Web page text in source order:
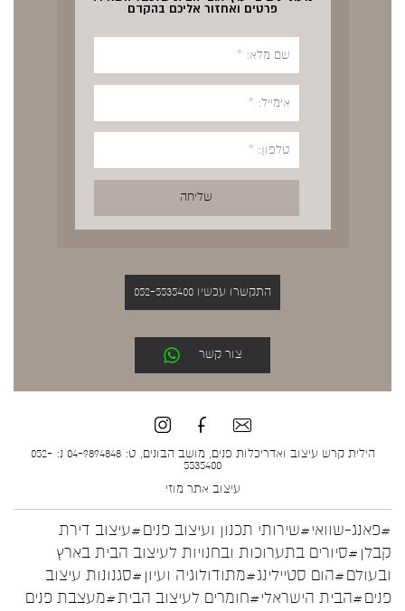
פרטים ואחזור אליכם בהקדם
התקשרו עכשיו 052-5535400
צור קשר
הילית קרש עיצוב ואדריכלות פנים, מושב הבונים, ט: 04-9894848 נ: 052-
5535400
עיצוב אתר מוזי
#פאנג-שוואי#שירותי תכנון ועיצוב פנים#עיצוב דירת
קבלן #סיורים בתערוכות ובחנויות לעיצוב הבית בארץ
ובעולם#הום סטיילינג#מתודולוגיה ועיון #סגנונות עיצוב
פנים#הבית הישראלי#חומרים לעיצוב הבית#מעצבת פנים